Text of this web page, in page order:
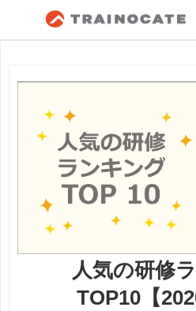
人気の研修
TOP10【